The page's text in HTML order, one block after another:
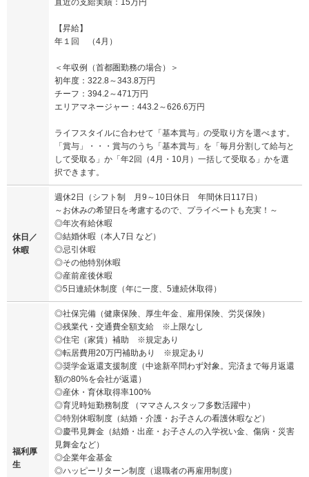
直近の支給実績：15万円
【昇給】
年１回 （4月）
＜年収例（首都圏勤務の場合）＞
初年度：322.8～343.8万円
チーフ：394.2～471万円
エリアマネージャー：443.2～626.6万円
ライフスタイルに合わせて「基本賞与」の受取り方を選べます。
「賞与」・・・賞与のうち「基本賞与」を「毎月分割して給与と
して受取る」か「年2回（4月・10月）一括して受取る」かを選
択できます。
休日／
休暇
週休2日（シフト制 月9～10日休日 年間休日117日）
～お休みの希望日を考慮するので、プライベートも充実！～
◎年次有給休暇
◎結婚休暇（本人7日 など）
◎忌引休暇
◎その他特別休暇
◎産前産後休暇
◎5日連続休制度（年に一度、5連続休取得）
福利厚
生
◎社保完備（健康保険、厚生年金、雇用保険、労災保険）
◎残業代・交通費全額支給 ※上限なし
◎住宅（家賃）補助 ※規定あり
◎転居費用20万円補助あり ※規定あり
◎奨学金返還支援制度（中途新卒問わず対象。完済まで毎月返還
額の80%を会社が返還）
◎産休・育休取得率100%
◎育児時短勤務制度 （ママさんスタッフ多数活躍中）
◎特別休暇制度（結婚・介護・お子さんの看護休暇など）
◎慶弔見舞金（結婚・出産・お子さんの入学祝い金、傷病・災害
見舞金など）
◎企業年金基金
◎ハッピーリターン制度（退職者の再雇用制度）